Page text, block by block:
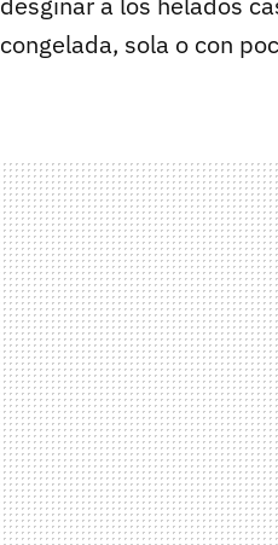
congelada, sola o con